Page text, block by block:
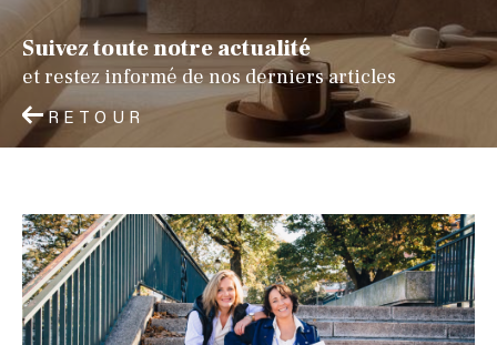
Suivez toute notre actualité
et restez informé de nos derniers articles
RETOUR